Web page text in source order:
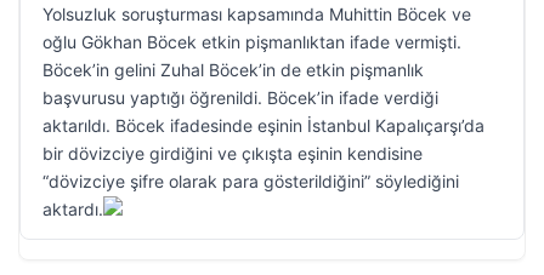
Yolsuzluk soruşturması kapsamında Muhittin Böcek ve
oğlu Gökhan Böcek etkin pişmanlıktan ifade vermişti.
Böcek’in gelini Zuhal Böcek’in de etkin pişmanlık
başvurusu yaptığı öğrenildi. Böcek’in ifade verdiği
aktarıldı. Böcek ifadesinde eşinin İstanbul Kapalıçarşı’da
bir dövizciye girdiğini ve çıkışta eşinin kendisine
“dövizciye şifre olarak para gösterildiğini” söylediğini
aktardı.